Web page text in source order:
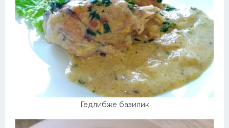
Гедлибже базилик
Дизайн комнаты